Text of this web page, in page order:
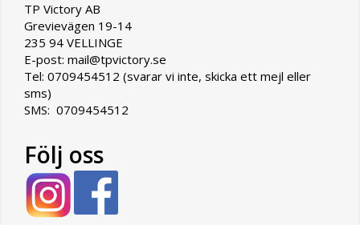
TP Victory AB
Grevievägen 19-14
235 94 VELLINGE
E-post: mail@tpvictory.se
Tel: 0709454512 (svarar vi inte, skicka ett mejl eller
sms)
SMS: 0709454512
Följ oss